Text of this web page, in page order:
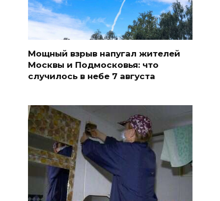
Мощный взрыв напугал жителей
Москвы и Подмосковья: что
случилось в небе 7 августа